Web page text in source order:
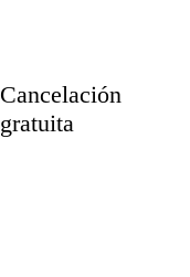
Cancelación
gratuita